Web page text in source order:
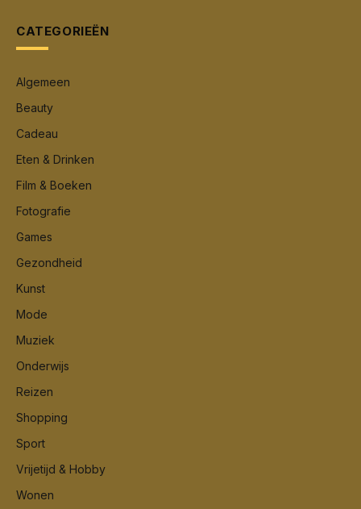
CATEGORIEËN
Algemeen
Beauty
Cadeau
Eten & Drinken
Film & Boeken
Fotografie
Games
Gezondheid
Kunst
Mode
Muziek
Onderwijs
Reizen
Shopping
Sport
Vrijetijd & Hobby
Wonen